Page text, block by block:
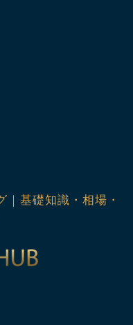
基礎知識・相場・